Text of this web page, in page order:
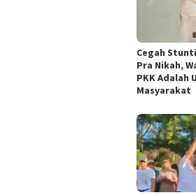
Cegah
Pra Nikah,
PKK Adalah
Masyarakat